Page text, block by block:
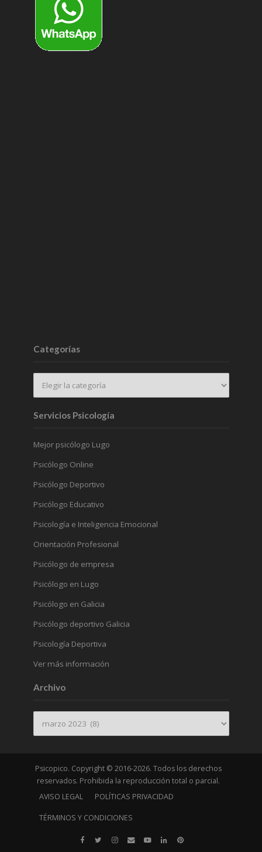
Categorías
Servicios Psicología
Mejor psicólogo Lugo
Psicólogo Online
Psicólogo Deportivo
Psicólogo Educativo
Psicología e Inteligencia Emocional
Orientación Profesional
Psicólogo de empresa
Psicólogo en Lugo
Psicólogo en Galicia
Psicólogo deportivo Galicia
Psicología Deportiva
Ver más información
Archivo
Archivo
Psicopico. Copyright © 2016-2026. Todos los derechos
reservados. Prohibida la reproducción total o parcial.
AVISO LEGAL
POLÍTICAS PRIVACIDAD
TÉRMINOS Y CONDICIONES